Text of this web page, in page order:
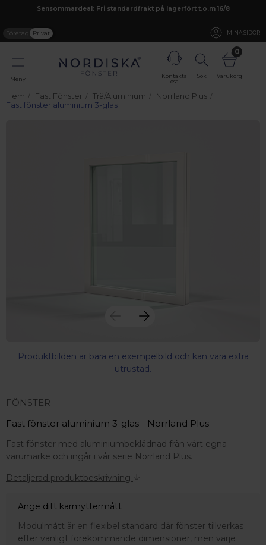
Sensommardeal: Fri standardfrakt på lagerfört t.o.m 16/8
Företag Privat MINA SIDOR
Meny
fokus på kvalitet, omtanke och djup kompetens.
Kontakta
oss
Sök
0
Varukorg
Hem Fast Fönster Trä/Aluminium
Norrland Plus
Fast fönster aluminium 3-glas
Produktbilden är bara en exempelbild och kan vara extra
utrustad.
FÖNSTER
Fast fönster aluminium 3-glas - Norrland Plus
Fast fönster med aluminiumbeklädnad från vårt egna
varumärke och ingår i vår serie Norrland Plus.
Detaljerad produktbeskrivning
Ange ditt karmyttermått
Modulmått är en flexibel standard där fönster tillverkas
efter vanligt förekommande dimensioner, men varje